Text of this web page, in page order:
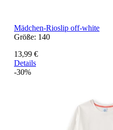
Mädchen-Rioslip off-white
Größe: 140
13,99 €
Details
-30%